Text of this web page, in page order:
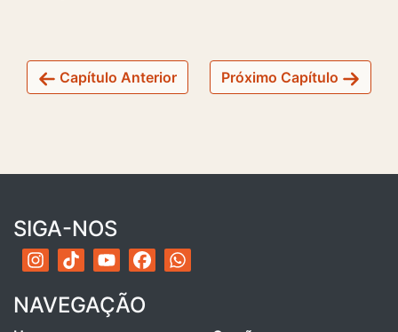
Capítulo Anterior Próximo Capítulo
SIGA-NOS
NAVEGAÇÃO